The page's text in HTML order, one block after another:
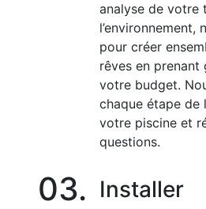
analyse de votre
l’environnement,
pour créer
rêves en
votre budget.
chaque étape de
votre piscine et
questions.
03. Installer